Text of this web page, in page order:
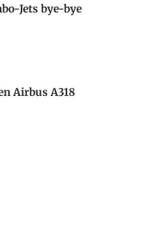
Jets bye-bye
Airbus A318